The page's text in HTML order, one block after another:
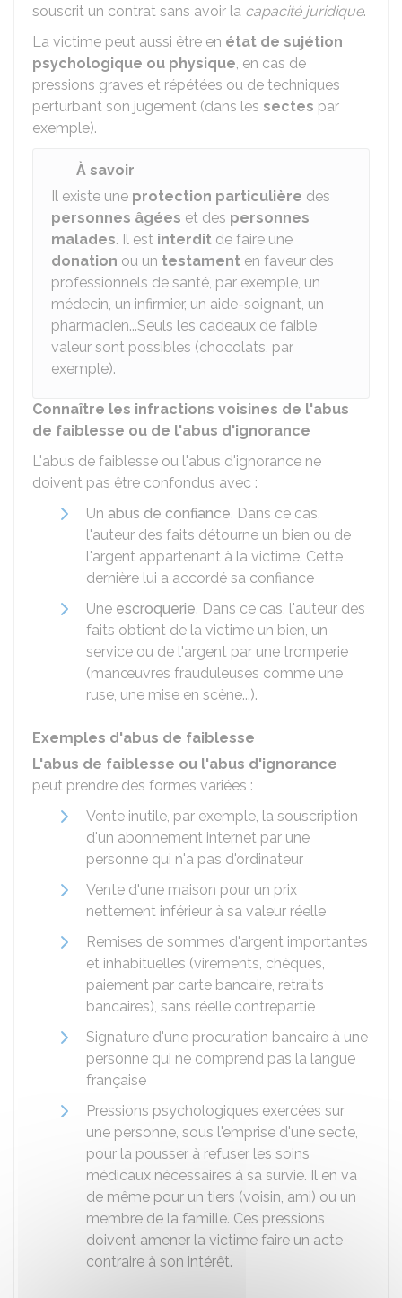
souscrit un contrat sans avoir la capacité juridique.
La victime peut aussi être en état de sujétion
psychologique ou physique, en cas de
pressions graves et répétées ou de techniques
perturbant son jugement (dans les sectes par
exemple).
À savoir
Il existe une protection particulière des
personnes âgées et des personnes
malades. Il est interdit de faire une
donation ou un testament en faveur des
professionnels de santé, par exemple, un
médecin, un infirmier, un aide-soignant, un
pharmacien...Seuls les cadeaux de faible
valeur sont possibles (chocolats, par
exemple).
Connaître les infractions voisines de l'abus
de faiblesse ou de l'abus d'ignorance
L'abus de faiblesse ou l'abus d'ignorance ne
doivent pas être confondus avec :
Un abus de confiance. Dans ce cas,
l'auteur des faits détourne un bien ou de
l'argent appartenant à la victime. Cette
dernière lui a accordé sa confiance
Une escroquerie. Dans ce cas, l'auteur des
faits obtient de la victime un bien, un
service ou de l'argent par une tromperie
(manœuvres frauduleuses comme une
ruse, une mise en scène...).
Exemples d'abus de faiblesse
L'abus de faiblesse ou l'abus d'ignorance
peut prendre des formes variées :
Vente inutile, par exemple, la souscription
d'un abonnement internet par une
personne qui n'a pas d'ordinateur
Vente d'une maison pour un prix
nettement inférieur à sa valeur réelle
Remises de sommes d'argent importantes
et inhabituelles (virements, chèques,
paiement par carte bancaire, retraits
bancaires), sans réelle contrepartie
Signature d'une procuration bancaire à une
personne qui ne comprend pas la langue
française
Pressions psychologiques exercées sur
une personne, sous l'emprise d'une secte,
pour la pousser à refuser les soins
médicaux nécessaires à sa survie. Il en va
de même pour un tiers (voisin, ami) ou un
membre de la famille. Ces pressions
doivent amener la victime faire un acte
contraire à son intérêt.